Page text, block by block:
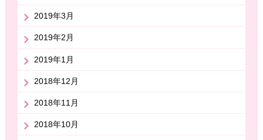
2019年3月
2019年2月
2019年1月
2018年12月
2018年11月
2018年10月